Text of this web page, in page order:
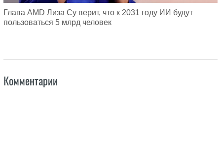
Глава AMD Лиза Су верит, что к 2031 году ИИ будут
пользоваться 5 млрд человек
Комментарии